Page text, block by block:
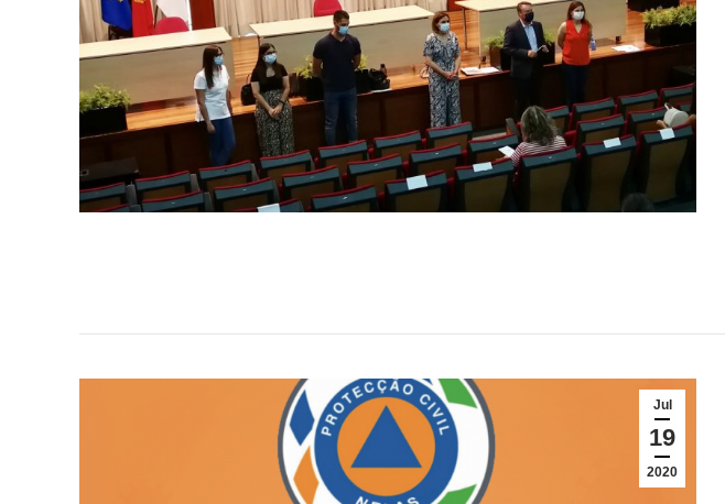
Jul
19
2020